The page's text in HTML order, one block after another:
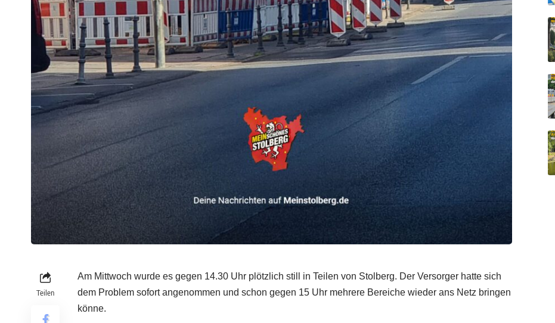
Teilen
Am Mittwoch wurde es gegen 14.30 Uhr plötzlich still in Teilen von Stolberg. Der Versorger hatte sich
dem Problem sofort angenommen und schon gegen 15 Uhr mehrere Bereiche wieder ans Netz bringen
könne.